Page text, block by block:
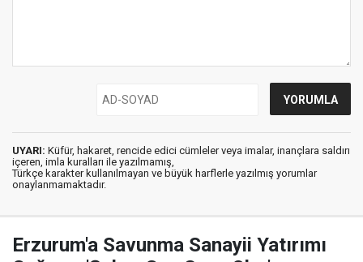
UYARI: Küfür, hakaret, rencide edici cümleler veya imalar, inançlara saldırı
içeren, imla kuralları ile yazılmamış,
Türkçe karakter kullanılmayan ve büyük harflerle yazılmış yorumlar
onaylanmamaktadır.
Erzurum'a Savunma Sanayii Yatırımı